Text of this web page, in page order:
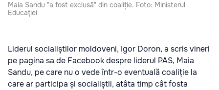
Maia Sandu "a fost exclusă" din coaliție. Foto: Ministerul
Educaţiei
Liderul socialiștilor moldoveni, Igor Doron, a scris vineri
pe pagina sa de Facebook despre liderul PAS, Maia
Sandu, pe care nu o vede într-o eventuală coaliție la
care ar participa și socialiștii, atâta timp cât fosta